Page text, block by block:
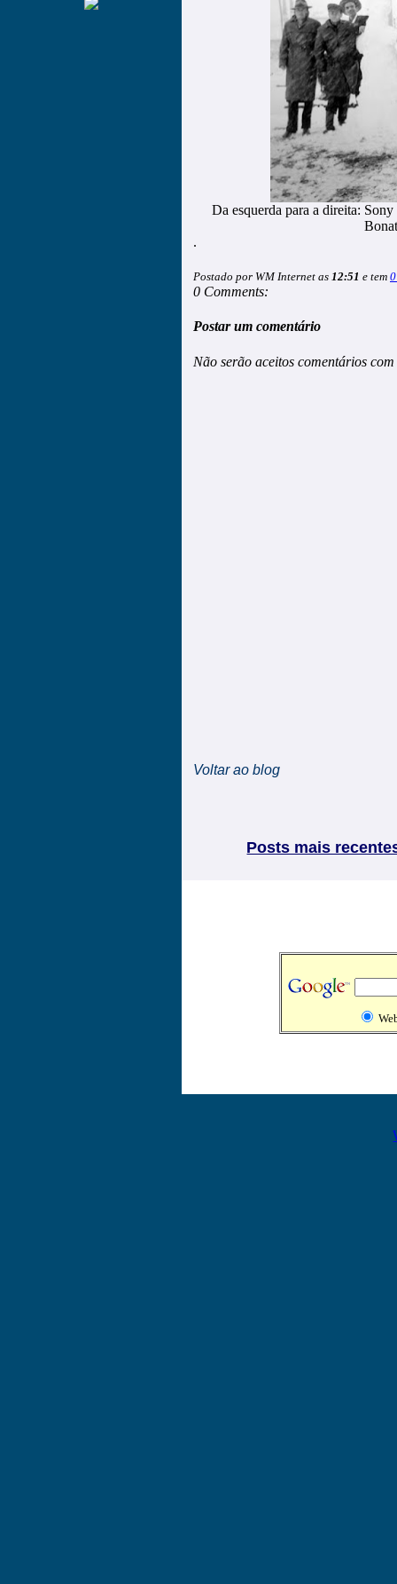
Da esquerda para a direita:
.
Postado por WM Internet as 12:51 e tem
0 Comments:
Postar um comentário
Não serão aceitos comentários
Voltar ao blog
Posts mais